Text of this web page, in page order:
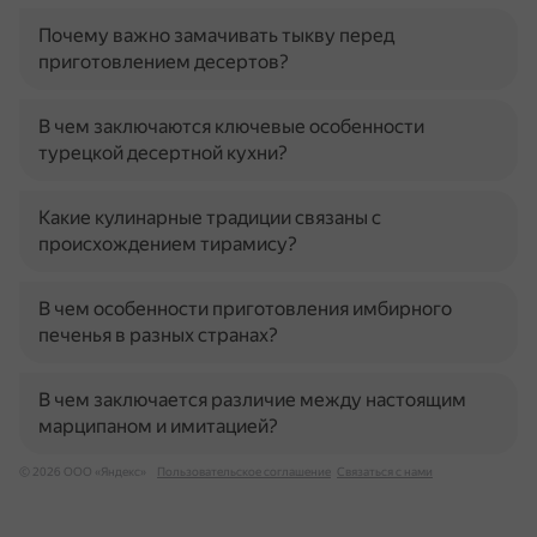
Почему важно замачивать тыкву перед
приготовлением десертов?
В чем заключаются ключевые особенности
турецкой десертной кухни?
Какие кулинарные традиции связаны с
происхождением тирамису?
В чем особенности приготовления имбирного
печенья в разных странах?
В чем заключается различие между настоящим
марципаном и имитацией?
© 2026 ООО «Яндекс» Пользовательское соглашение Связаться с нами